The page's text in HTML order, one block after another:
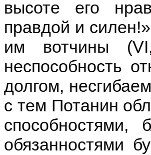
высоте его
правдой и
им вотчины
неспособность
долгом,
с тем Потанин
способностями,
обязанностями